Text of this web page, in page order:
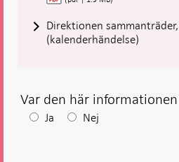
Direktionen
(kalenderhändelse)
Var den här
EfterJa Nej